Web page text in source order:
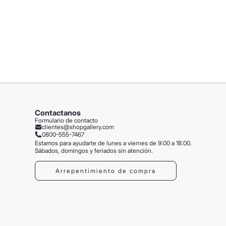
Contactanos
Formulario de contacto
clientes@shopgallery.com
0800-555-7467
Estamos para ayudarte de lunes a viernes de 9:00 a 18:00.
Sábados, domingos y feriados sin atención.
Arrepentimiento de compra